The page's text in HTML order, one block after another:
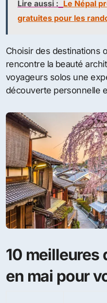
Lire aussi : Le Népal
gratuites pour les
Choisir des destinations
rencontre la beauté
voyageurs solos une
découverte personnelle
10 meilleures
en mai pour